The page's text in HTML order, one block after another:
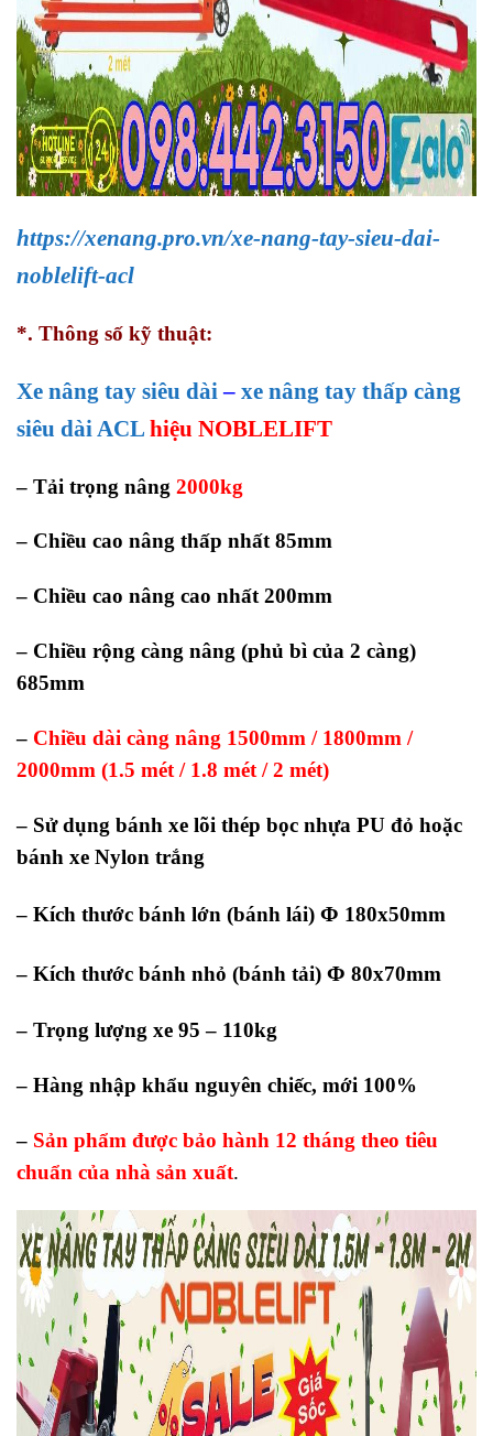
https://xenang.pro.vn/xe-nang-tay-sieu-dai-
noblelift-acl
*. Thông số kỹ thuật:
Xe nâng tay siêu dài – xe nâng tay thấp càng
siêu dài ACL hiệu NOBLELIFT
– Tải trọng nâng 2000kg
– Chiều cao nâng thấp nhất 85mm
– Chiều cao nâng cao nhất 200mm
– Chiều rộng càng nâng (phủ bì của 2 càng)
685mm
– Chiều dài càng nâng 1500mm / 1800mm /
2000mm (1.5 mét / 1.8 mét / 2 mét)
– Sử dụng bánh xe lõi thép bọc nhựa PU đỏ hoặc
bánh xe Nylon trắng
– Kích thước bánh lớn (bánh lái) Φ 180x50mm
– Kích thước bánh nhỏ (bánh tải) Φ 80x70mm
– Trọng lượng xe 95 – 110kg
– Hàng nhập khẩu nguyên chiếc, mới 100%
– Sản phẩm được bảo hành 12 tháng theo tiêu
chuẩn của nhà sản xuất.